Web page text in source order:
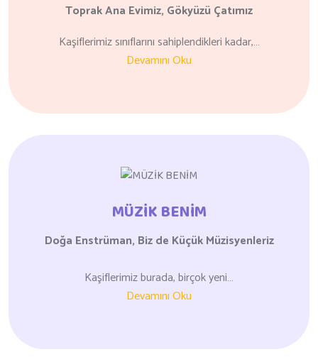
Toprak Ana Evimiz, Gökyüzü Çatımız
Kaşiflerimiz sınıflarını sahiplendikleri kadar,…
Devamını Oku
MÜZİK BENİM
Doğa Enstrüman, Biz de Küçük Müzisyenleriz
Kaşiflerimiz burada, birçok yeni…
Devamını Oku